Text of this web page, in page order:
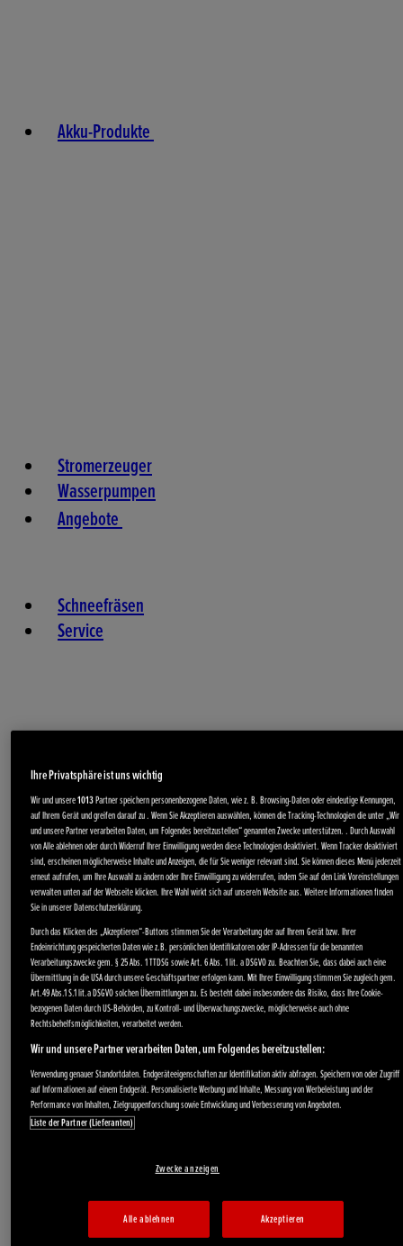
Akku-Produkte
Stromerzeuger
Wasserpumpen
Angebote
Schneefräsen
Service
Ihre Privatsphäre ist uns wichtig
Wir und unsere1013Partner speichern personenbezogene Daten, wie z. B. Browsing-Daten oder eindeutige Kennungen,
auf Ihrem Gerät und greifen darauf zu . Wenn Sie Akzeptieren auswählen, können die Tracking-Technologien die unter „Wir
und unsere Partner verarbeiten Daten, um Folgendes bereitzustellen“ genannten Zwecke unterstützen. . Durch Auswahl
von Alle ablehnen oder durch Widerruf Ihrer Einwilligung werden diese Technologien deaktiviert. Wenn Tracker deaktiviert
sind, erscheinen möglicherweise Inhalte und Anzeigen, die für Sie weniger relevant sind. Sie können dieses Menü jederzeit
erneut aufrufen, um Ihre Auswahl zu ändern oder Ihre Einwilligung zu widerrufen, indem Sie auf den Link Voreinstellungen
verwalten unten auf der Webseite klicken. Ihre Wahl wirkt sich auf unsere/n Website aus. Weitere Informationen finden
Sie in unserer Datenschutzerklärung.
Durch das Klicken des „Akzeptieren“-Buttons stimmen Sie der Verarbeitung der auf Ihrem Gerät bzw. Ihrer
Endeinrichtung gespeicherten Daten wie z.B. persönlichen Identifikatoren oder IP-Adressen für die benannten
Verarbeitungszwecke gem. § 25 Abs. 1 TTDSG sowie Art. 6 Abs. 1 lit. a DSGVO zu. Beachten Sie, dass dabei auch eine
Übermittlung in die USA durch unsere Geschäftspartner erfolgen kann. Mit Ihrer Einwilligung stimmen Sie zugleich gem.
Art.49 Abs.1 S.1 lit.a DSGVO solchen Übermittlungen zu. Es besteht dabei insbesondere das Risiko, dass Ihre Cookie-
bezogenen Daten durch US-Behörden, zu Kontroll- und Überwachungszwecke, möglicherweise auch ohne
Rechtsbehelfsmöglichkeiten, verarbeitet werden.
Wir und unsere Partner verarbeiten Daten, um Folgendes bereitzustellen:
Verwendung genauer Standortdaten. Endgeräteeigenschaften zur Identifikation aktiv abfragen. Speichern von oder Zugriff
auf Informationen auf einem Endgerät. Personalisierte Werbung und Inhalte, Messung von Werbeleistung und der
Performance von Inhalten, Zielgruppenforschung sowie Entwicklung und Verbesserung von Angeboten.
Liste der Partner (Lieferanten)
Zwecke anzeigen
Alle ablehnen Akzeptieren